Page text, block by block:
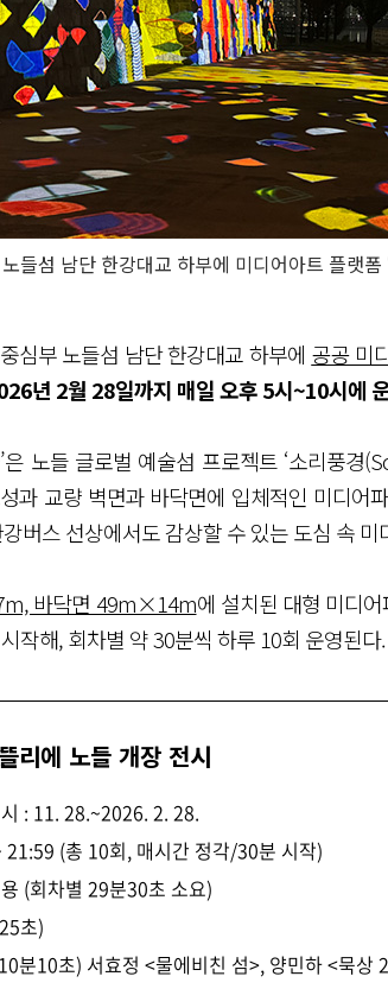
노들섬 남단 한강대교 하부에 미디어아트 플랫
심부 노들섬 남단 한강대교 하부에 공공 미
년 2월 28일까지 매일 오후 5시~10시에
은 노들 글로벌 예술섬 프로젝트 ‘소리풍경
과 교량 벽면과 바닥면에 입체적인 미디어
버스 선상에서도 감상할 수 있는 도심 속
바닥면 49m×14m에 설치된 대형 미디
작해, 회차별 약 30분씩 하루 10회 운영된다.
리에 노들 개장 전시
: 11. 28.~2026. 2. 28.
(총 10회, 매시간 정각/30분 시작)
(회차별 29분30초 소요)
초)
분10초) 서효정 <물에비친 섬>, 양민하 <묵상